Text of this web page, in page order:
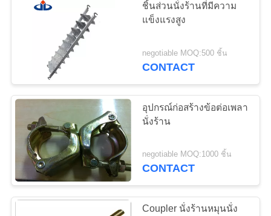
ชิ้นส่วนนั่งร้านที่มีความ
แข็งแรงสูง
negotiable MOQ:500 ชิ้น
CONTACT
อุปกรณ์ก่อสร้างข้อต่อเพลา
นั่งร้าน
negotiable MOQ:1000 ชิ้น
CONTACT
Coupler นั่งร้านหมุนนั่ง